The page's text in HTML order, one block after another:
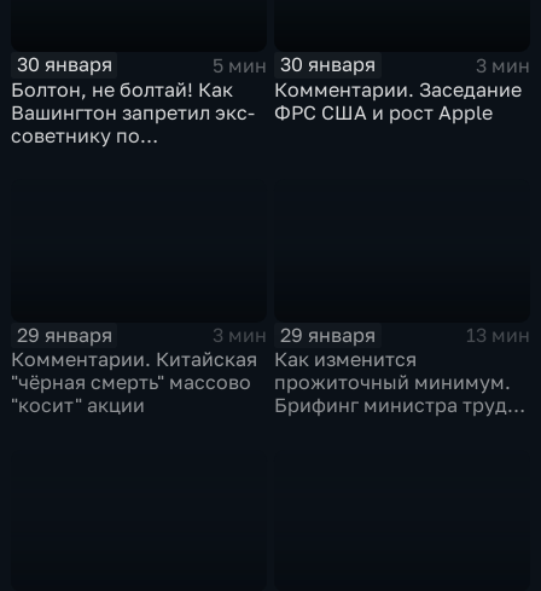
30 января
5 мин
Болтон, не болтай! Как
Вашингтон запретил экс-
советнику по
30 января
3 мин
Комментарии. Заседание
ФРС США и рост Apple
29 января
3 мин
Комментарии. Китайская
"чёрная смерть" массово
"косит" акции
29 января
13 мин
Как изменится
прожиточный минимум.
Брифинг министра труда